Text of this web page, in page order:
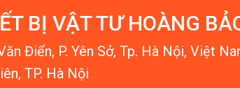
BỊ VẬT TƯ HOÀNG
Điển, P. Yên Sở, Tp. Hà Nội, Việt
TP. Hà Nội